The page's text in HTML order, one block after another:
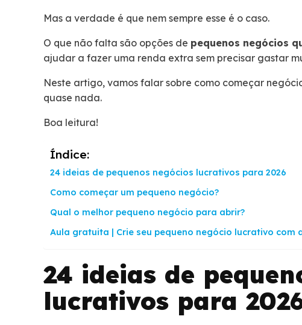
Mas a verdade é que nem sempre esse é o caso.
O que não falta são opções de pequenos negócios
ajudar a fazer uma renda extra sem precisar gastar
Neste artigo, vamos falar sobre como começar
quase nada.
Boa leitura!
Índice:
24 ideias de pequenos negócios lucrativos para 2026
Como começar um pequeno negócio?
Qual o melhor pequeno negócio para abrir?
Aula gratuita | Crie seu pequeno negócio lucrativo com
24 ideias de
lucrativos para